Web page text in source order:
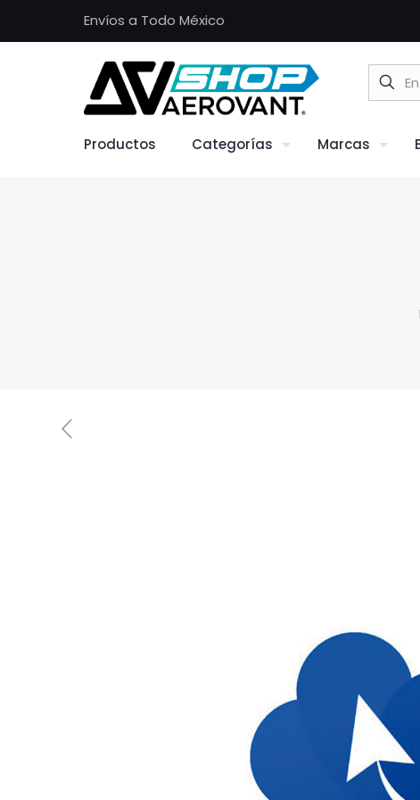
Envíos a Todo México
Productos Categorías Marcas